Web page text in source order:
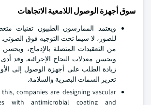
سوق أجهزة الوصول اللامعية الاتجاهات
ويعتمد الممارسون الطبيون تقنيات
للصور، لا سيما تحت التوجيه فوق الصوتي.
من التعقيدات المتصلة بالإدماج،
ويحسن معدلات النجاح الإجرائية. وقد أدى
زيادة الطلب على أجهزة الوصول إلى
تعزيز السمات البصرية والسلامة.
companies are designing vascular
with antimicrobial coating and